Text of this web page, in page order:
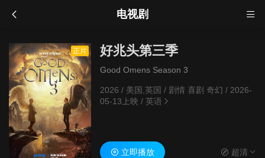
电视剧
正片 好兆头第三季
Good Omens Season 3
2026 / 美国,英国 / 剧情 喜剧 奇幻/ 2026-
05-13上映 / 英语
立即播放 超清